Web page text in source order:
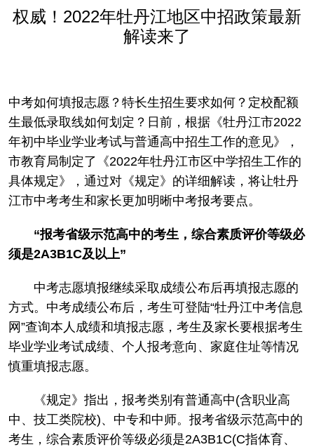
权威！2022年牡丹江地区中招政策最新
解读来了
中考如何填报志愿？特长生招生要求如何？定校配额
生最低录取线如何划定？日前，根据《牡丹江市2022
年初中毕业学业考试与普通高中招生工作的意见》，
市教育局制定了《2022年牡丹江市区中学招生工作的
具体规定》，通过对《规定》的详细解读，将让牡丹
江市中考考生和家长更加明晰中考报考要点。
“报考省级示范高中的考生，综合素质评价等级必
须是2A3B1C及以上”
中考志愿填报继续采取成绩公布后再填报志愿的
方式。中考成绩公布后，考生可登陆“牡丹江中考信息
网”查询本人成绩和填报志愿，考生及家长要根据考生
毕业学业考试成绩、个人报考意向、家庭住址等情况
慎重填报志愿。
《规定》指出，报考类别有普通高中(含职业高
中、技工类院校)、中专和中师。报考省级示范高中的
考生，综合素质评价等级必须是2A3B1C(C指体育、